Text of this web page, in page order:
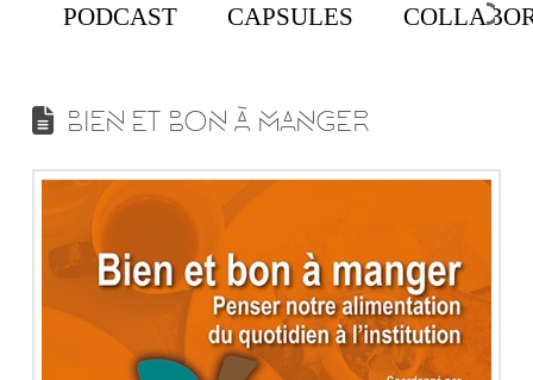
PODCAST CAPSULES
BIEN ET BON À MANGER